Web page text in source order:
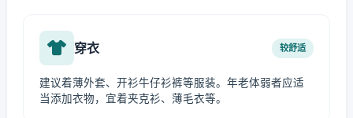
穿衣 较舒适
建议着薄外套、开衫牛仔衫裤等服装。年老体弱者应适
当添加衣物，宜着夹克衫、薄毛衣等。